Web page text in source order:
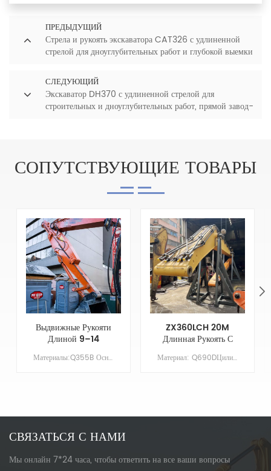
ПРЕДЫДУЩИЙ
Стрела и рукоять экскаватора CAT326 с удлиненной
стрелой для дноуглубительных работ и глубокой выемки
СЛЕДУЮЩИЙ
Экскаватор DH370 с удлиненной стрелой для
строительных и дноуглубительных работ, прямой завод-
СОПУТСТВУЮЩИЕ ТОВАРЫ
Выдвижные Рукояти
Длиной 9–14
Метров Для Рукояти
Экскаватора Cat Материалы:Q355B Основные параметры Модель КАТ325-7 Длина стрелы XX Длина руки 9 Объем ковша/м&sup3; 0,7 Противовес НЕЗАЧЕМ
ZX360LCH 20M
Длинная Рукоять С
Ковшом Для
Выравнивания И Материал: Q690DЦилиндр: Оригинальный размерСтрела: 11,37 мРукав: 8,63 мКовш: 1,5 куб. мГрунтовка/Покрытие: цинконаполненная грунтовка, наносимая распылением
СВЯЗАТЬСЯ С НАМИ
Мы онлайн 7*24 часа, чтобы ответить на все ваши вопросы